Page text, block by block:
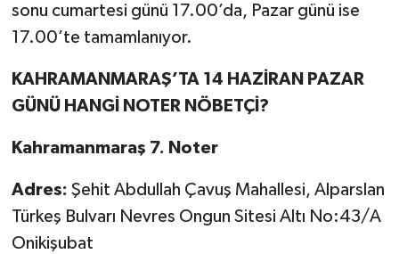
sonu cumartesi günü 17.00’da, Pazar günü ise
17.00’te tamamlanıyor.
KAHRAMANMARAŞ’TA 14 HAZİRAN PAZAR
GÜNÜ HANGİ NOTER NÖBETÇİ?
Kahramanmaraş 7. Noter
Adres: Şehit Abdullah Çavuş Mahallesi, Alparslan
Türkeş Bulvarı Nevres Ongun Sitesi Altı No:43/A
Onikişubat